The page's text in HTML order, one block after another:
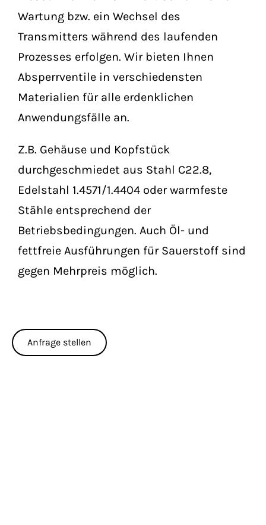
Wartung bzw. ein Wechsel des
Transmitters während des laufenden
Prozesses erfolgen. Wir bieten Ihnen
Absperrventile in verschiedensten
Materialien für alle erdenklichen
Anwendungsfälle an.
Z.B. Gehäuse und Kopfstück
durchgeschmiedet aus Stahl C22.8,
Edelstahl 1.4571/1.4404 oder warmfeste
Stähle entsprechend der
Betriebsbedingungen. Auch Öl- und
fettfreie Ausführungen für Sauerstoff sind
gegen Mehrpreis möglich.
Anfrage stellen